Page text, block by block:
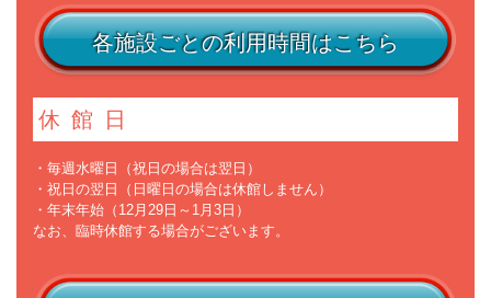
各施設ごとの利用時間はこちら
休館日
・毎週水曜日（祝日の場合は翌日）
・祝日の翌日（日曜日の場合は休館しません）
・年末年始（12月29日～1月3日）
なお、臨時休館する場合がございます。